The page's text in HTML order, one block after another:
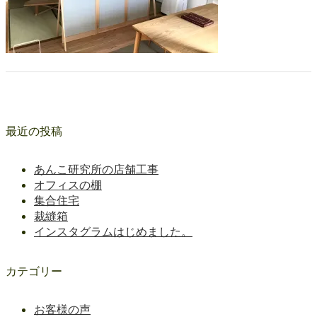
最近の投稿
あんこ研究所の店舗工事
オフィスの棚
集合住宅
裁縫箱
インスタグラムはじめました。
カテゴリー
お客様の声